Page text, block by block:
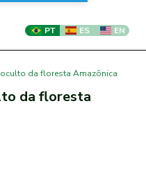
PT ES EN
da floresta Amazônica
da floresta